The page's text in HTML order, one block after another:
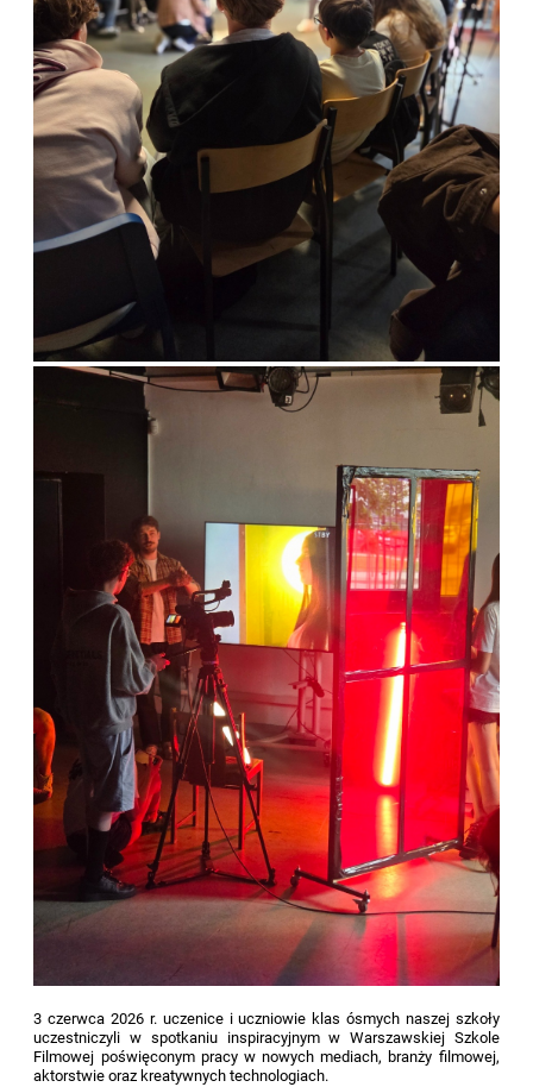
3 czerwca 2026 r. uczenice i uczniowie klas ósmych naszej szkoły
uczestniczyli w spotkaniu
inspiracyjnym w Warszawskiej Szkole
Filmowej poświęconym pracy w nowych mediach, branży filmowej,
aktorstwie oraz kreatywnych technologiach.